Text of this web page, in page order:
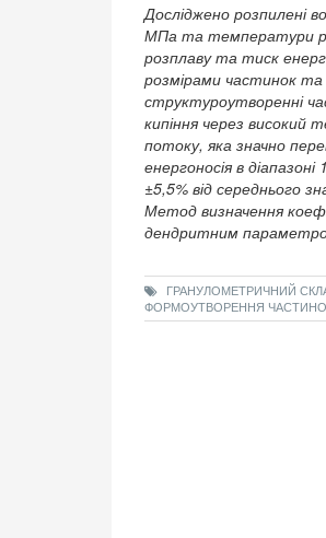
Досліджено розпилені
МПа та температури
розплаву та тиск
розмірами частинок
структуроутворенні
кипіння через високий
потоку, яка значно
енергоносія в
±5,5% від середнього
Метод визначення
дендритним
ГРАНУЛОМЕТРИЧНИЙ
ФОРМОУТВОРЕННЯ